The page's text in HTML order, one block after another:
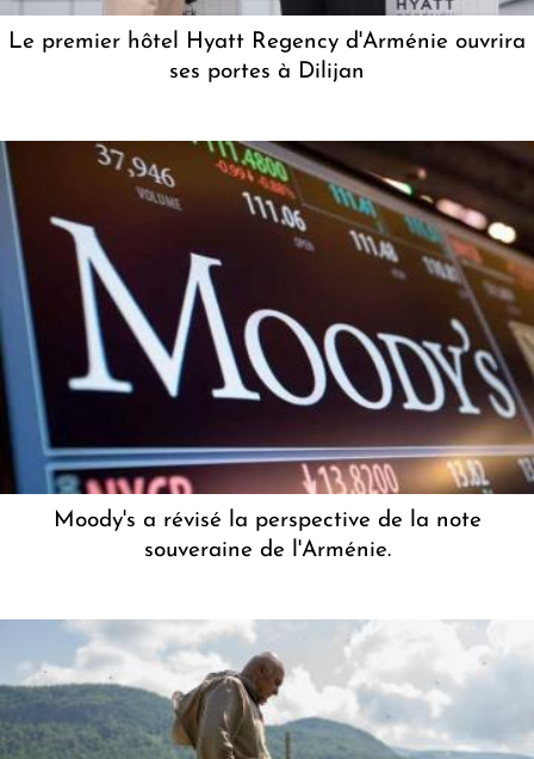
Le premier hôtel Hyatt Regency d'Arménie ouvrira
ses portes à Dilijan
Moody's a révisé la perspective de la note
souveraine de l'Arménie.